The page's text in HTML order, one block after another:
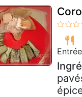
Entrée